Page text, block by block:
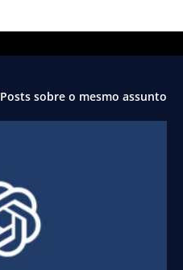
Posts sobre o mesmo assunto